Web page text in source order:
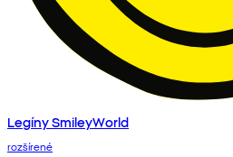
Legíny SmileyWorld
rozšírené